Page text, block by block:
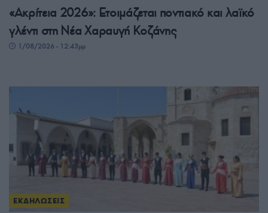
«Ακρίτεια 2026»: Ετοιμάζεται ποντιακό και λαϊκό
γλέντι στη Νέα Χαραυγή Κοζάνης
1/08/2026 - 12:43μμ
ΕΚΔΗΛΩΣΕΙΣ